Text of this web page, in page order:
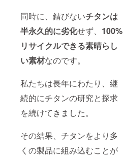
同時に、錆びないチタンは
半永久的に劣化せず、 100%
リサイクルできる素晴らし
い素材なのです。
私たちは長年にわたり、継
続的にチタンの研究と探求
を続けてきました。
その結果、チタンをより多
くの製品に組み込むことが